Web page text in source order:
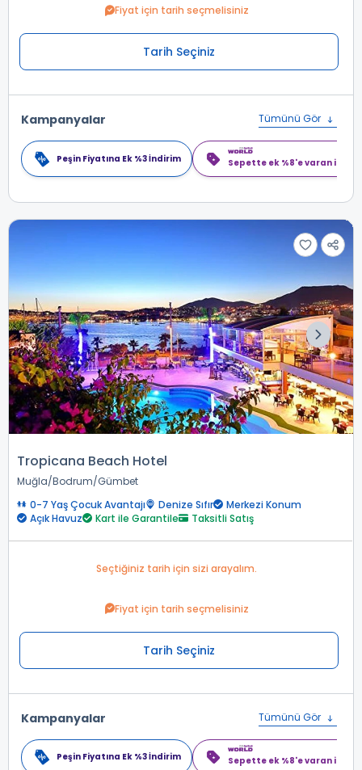
Fiyat için tarih seçmelisiniz
Tarih Seçiniz
Kampanyalar Tümünü Gör
Peşin Fiyatına Ek %3 İndirim Sepette ek %8'e varan
Tropicana Beach Hotel
Muğla Bodrum Gümbet
0-7 Yaş Çocuk Avantajı
Denize Sıfır
Merkezi Konum
Açık Havuz
Kart ile Garantile Taksitli Satış
Seçtiğiniz tarih için sizi arayalım.
Fiyat için tarih seçmelisiniz
Tarih Seçiniz
Kampanyalar Tümünü Gör
Peşin Fiyatına Ek %3 İndirim Sepette ek %8'e varan